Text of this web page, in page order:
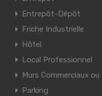
Entrepôt-Dépôt
Friche Industrielle
Hôtel
Local Professionnel
Murs Commerciaux
Parking